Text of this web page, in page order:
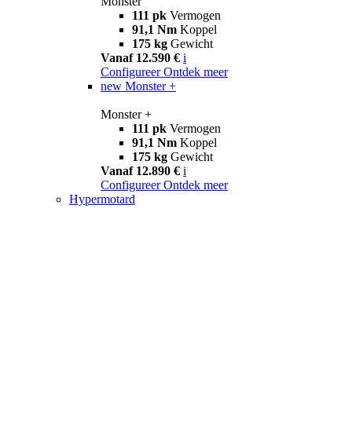
111 pk Vermogen
91,1 Nm Koppel
175 kg Gewicht
Vanaf 12.590 € i
Configureer Ontdek meer
new Monster +
Monster +
111 pk Vermogen
91,1 Nm Koppel
175 kg Gewicht
Vanaf 12.890 € i
Configureer Ontdek meer
Hypermotard